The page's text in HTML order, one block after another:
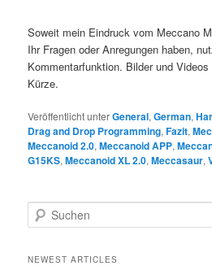
Soweit mein Eindruck vom Meccano
Ihr Fragen oder Anregungen haben,
Kommentarfunktion. Bilder und
Kürze.
Veröffentlicht unterGeneral,German,
Drag and Drop Programming,Fazit,
Meccanoid 2.0,Meccanoid APP,
G15KS,Meccanoid XL 2.0,Meccasaur,
u
h
NEWEST ARTICLES